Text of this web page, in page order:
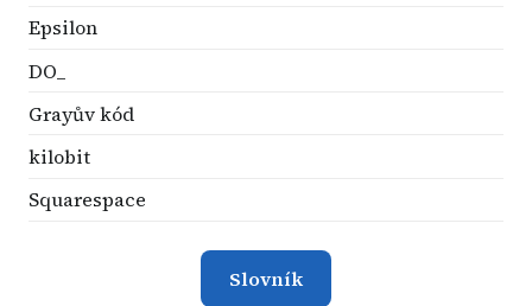
Epsilon
DO_
Grayův kód
kilobit
Squarespace
Slovník